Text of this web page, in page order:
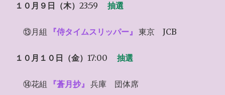
１０月９日（木） 23:59 抽選
⑬月組 『侍タイムスリッパー』 東京 JCB
１０月１０日（金） 17:00 抽選
⑭花組 『蒼月抄』 兵庫 団体席